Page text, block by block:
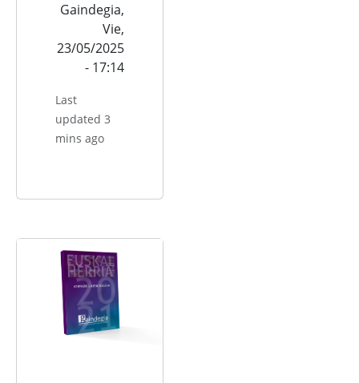
Gaindegia,
Vie,
23/05/2025
- 17:14
Last
updated 3
mins ago